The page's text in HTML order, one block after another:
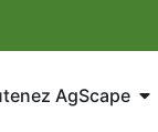
AgScape